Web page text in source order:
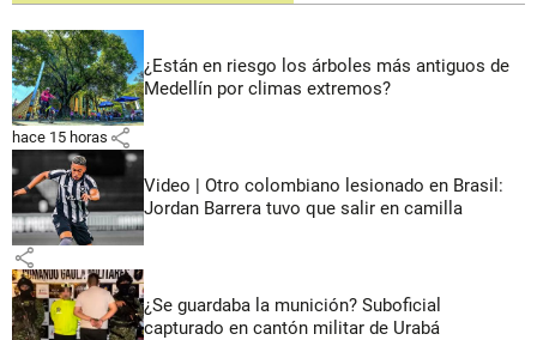
¿Están en riesgo los árboles más antiguos de
Medellín por climas extremos?
hace 15 horas share
Video | Otro colombiano lesionado en Brasil:
Jordan Barrera tuvo que salir en camilla
share
¿Se guardaba la munición? Suboficial
capturado en cantón militar de Urabá